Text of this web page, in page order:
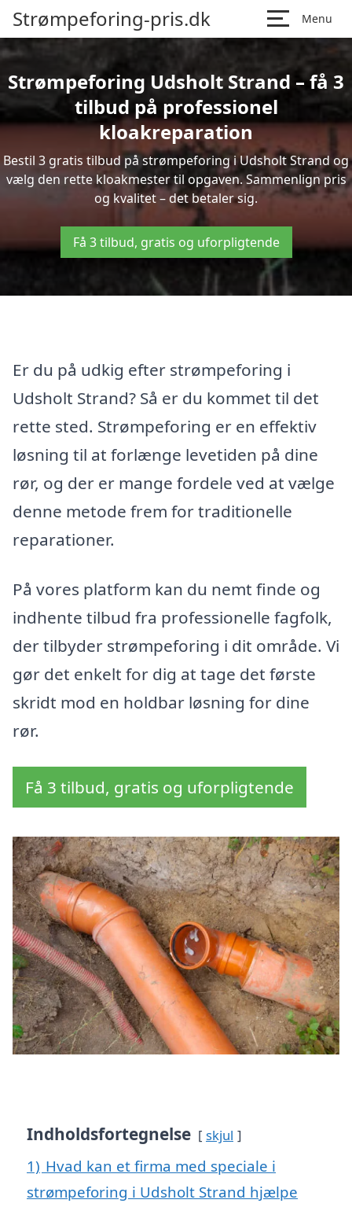
Strømpeforing-pris.dk Menu
Strømpeforing Udsholt Strand – få 3
tilbud på professionel
kloakreparation
Bestil 3 gratis tilbud på strømpeforing i Udsholt Strand og
vælg den rette kloakmester til opgaven. Sammenlign pris
og kvalitet – det betaler sig.
Få 3 tilbud, gratis og uforpligtende
Er du på udkig efter strømpeforing i
Udsholt Strand? Så er du kommet til det
rette sted. Strømpeforing er en effektiv
løsning til at forlænge levetiden på dine
rør, og der er mange fordele ved at vælge
denne metode frem for traditionelle
reparationer.
På vores platform kan du nemt finde og
indhente tilbud fra professionelle fagfolk,
der tilbyder strømpeforing i dit område. Vi
gør det enkelt for dig at tage det første
skridt mod en holdbar løsning for dine
rør.
Få 3 tilbud, gratis og uforpligtende
Indholdsfortegnelse skjul
1) Hvad kan et firma med speciale i
strømpeforing i Udsholt Strand hjælpe